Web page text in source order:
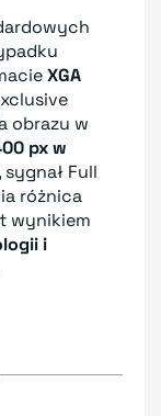
XGA
obrazu w
px w
Full
różnica
wynikiem
i